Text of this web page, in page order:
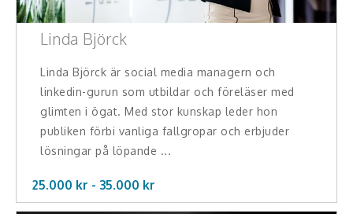
Linda Björck
Linda Björck är social media managern och
linkedin-gurun som utbildar och föreläser med
glimten i ögat. Med stor kunskap leder hon
publiken förbi vanliga fallgropar och erbjuder
lösningar på löpande ...
25.000 kr - 35.000 kr